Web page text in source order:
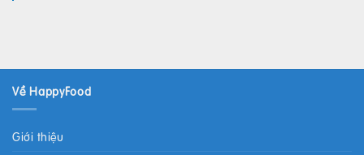
Về HappyFood
Giới thiệu